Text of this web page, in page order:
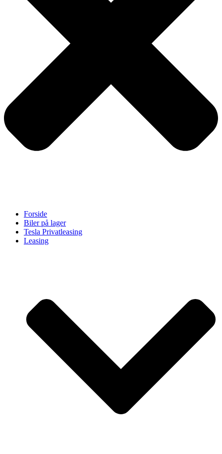
Forside
Biler på lager
Tesla Privatleasing
Leasing